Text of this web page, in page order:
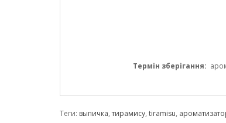
Термін зберігання:
Теги: выпичка,тирамису, tiramisu,